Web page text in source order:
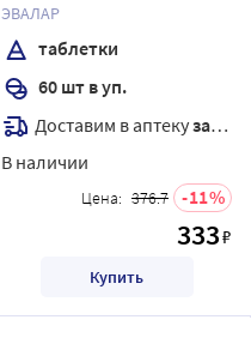
ЭВАЛАР
таблетки
60 шт в уп.
Доставим в аптекузавтра
В наличии
Цена: 376.7 11
333₽
Купить